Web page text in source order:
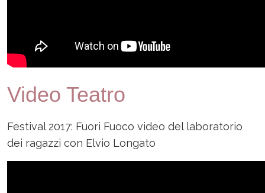
Video Teatro
Festival 2017: Fuori Fuoco video del laboratorio
dei ragazzi con Elvio Longato